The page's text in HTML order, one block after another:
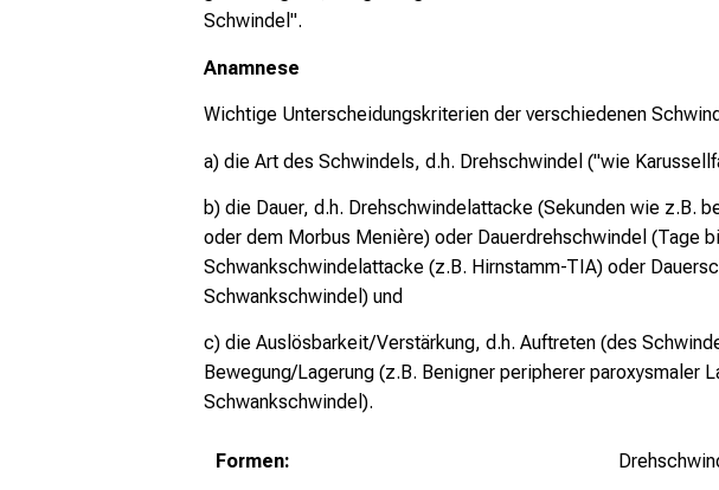
Schwindel".
Anamnese
Wichtige Unterscheidungskriterien der verschiedenen
a) die Art des Schwindels, d.h. Drehschwindel ("wie
b) die Dauer, d.h. Drehschwindelattacke (Sekunden wie z.B.
oder dem Morbus Menière) oder Dauerdrehschwindel (Tage
Schwankschwindelattacke (z.B. Hirnstamm-TIA) oder
Schwankschwindel) und
c) die Auslösbarkeit/Verstärkung, d.h. Auftreten (des
Bewegung/Lagerung (z.B. Benigner peripherer
Schwankschwindel).
Formen: